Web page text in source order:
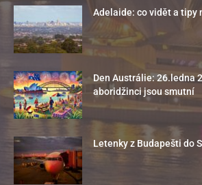
Adelaide: co vidět a tipy
Den Austrálie: 26.ledna
aboridžinci jsou smutní
Letenky z Budapešti do